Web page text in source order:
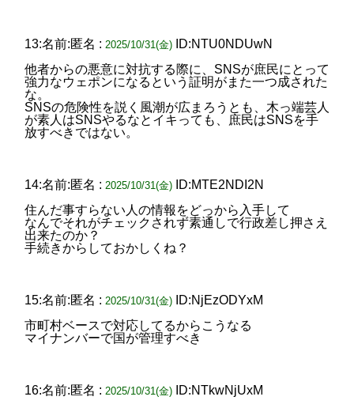
13:名前:匿名 : 2025/10/31(金)
ID:NTU0NDUwN
他者からの悪意に対抗する際に、SNSが庶民にとって
強力なウェポンになるという証明がまた一つ成された
な。
SNSの危険性を説く風潮が広まろうとも、木っ端芸人
が素人はSNSやるなとイキっても、庶民はSNSを手
放すべきではない。
14:名前:匿名 : 2025/10/31(金)
ID:MTE2NDI2N
住んだ事すらない人の情報をどっから入手して
なんでそれがチェックされず素通しで行政差し押さえ
出来たのか？
手続きからしておかしくね？
15:名前:匿名 : 2025/10/31(金)
ID:NjEzODYxM
市町村ベースで対応してるからこうなる
マイナンバーで国が管理すべき
16:名前:匿名 : 2025/10/31(金)
ID:NTkwNjUxM